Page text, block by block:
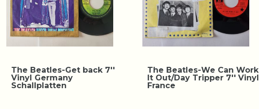
The Beatles-Get back 7''
Vinyl Germany
Schallplatten
The Beatles-We Can Work
It Out/Day Tripper 7'' Vinyl
France